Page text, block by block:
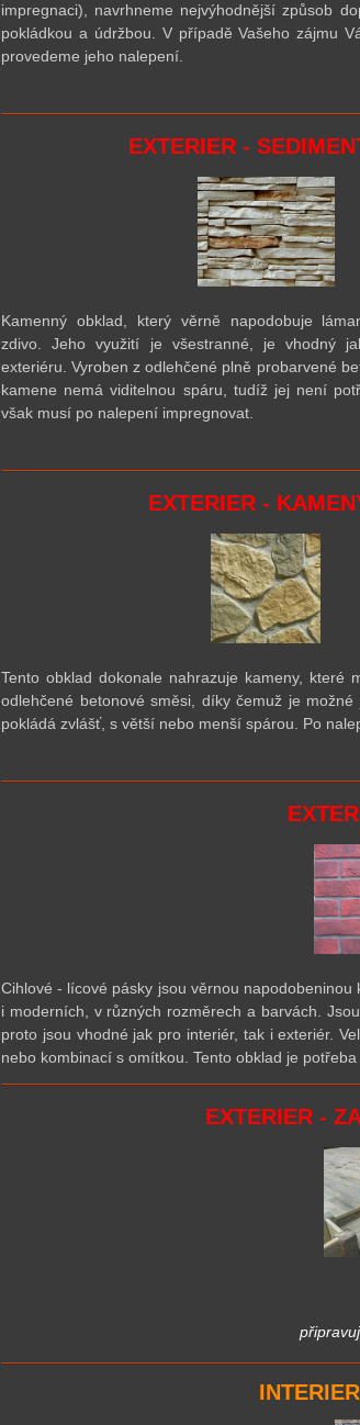
impregnaci), navrhneme nejvýhodnější způsob
pokládkou a údržbou. V případě Vašeho zájmu
provedeme jeho nalepení.
EXTERIER -
Kamenný obklad, který věrně napodobuje
zdivo. Jeho využití je všestranné, je vhodný
exteriéru. Vyroben z odlehčené plně probarvené
kamene nemá viditelnou spáru, tudíž jej není pot
však musí po nalepení impregnovat.
EXTERIER -
Tento obklad dokonale nahrazuje kameny, které
odlehčené betonové směsi, díky čemuž je
pokládá zvlášť, s větší nebo menší spárou. Po
Cihlové - lícové pásky jsou věrnou
i moderních, v různých rozměrech a barvách.
proto jsou vhodné jak pro interiér, tak i exteriér.
nebo kombinací s omítkou. Tento obklad je
EXTERIER -